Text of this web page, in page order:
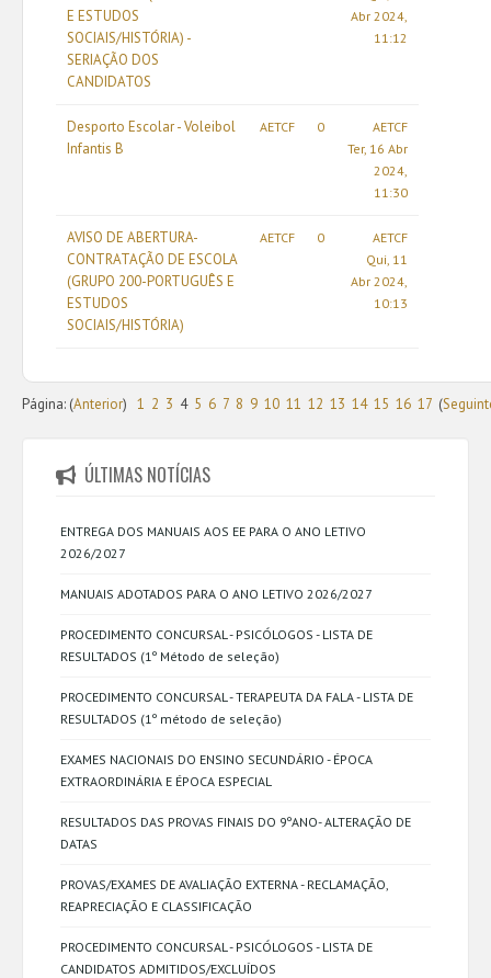
E ESTUDOS
SOCIAIS/HISTÓRIA) -
SERIAÇÃO DOS
CANDIDATOS
Abr 2024,
11:12
Desporto Escolar - Voleibol
Infantis B
AETCF 0
AETCF
Ter, 16 Abr
2024,
11:30
AVISO DE ABERTURA-
CONTRATAÇÃO DE ESCOLA
(GRUPO 200-PORTUGUÊS E
ESTUDOS
SOCIAIS/HISTÓRIA)
AETCF 0
AETCF
Qui, 11
Abr 2024,
10:13
Página: (Anterior) 1 2 3 4 5 6 7 8 9 10 11 12 13 14 15 16 17 (
ÚLTIMAS NOTÍCIAS
ENTREGA DOS MANUAIS AOS EE PARA O ANO LETIVO
2026/2027
MANUAIS ADOTADOS PARA O ANO LETIVO 2026/2027
PROCEDIMENTO CONCURSAL - PSICÓLOGOS - LISTA DE
RESULTADOS (1º Método de seleção)
PROCEDIMENTO CONCURSAL - TERAPEUTA DA FALA - LISTA DE
RESULTADOS (1º método de seleção)
EXAMES NACIONAIS DO ENSINO SECUNDÁRIO - ÉPOCA
EXTRAORDINÁRIA E ÉPOCA ESPECIAL
RESULTADOS DAS PROVAS FINAIS DO 9ºANO- ALTERAÇÃO DE
DATAS
PROVAS/EXAMES DE AVALIAÇÃO EXTERNA - RECLAMAÇÃO,
REAPRECIAÇÃO E CLASSIFICAÇÃO
PROCEDIMENTO CONCURSAL - PSICÓLOGOS - LISTA DE
CANDIDATOS ADMITIDOS/EXCLUÍDOS